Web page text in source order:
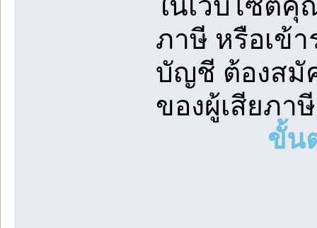
ในเว็บไซต์คุ
ภาษี หรือเข้า
บัญชี ต้องสมั
ของผู้เสียภา
ขั้น